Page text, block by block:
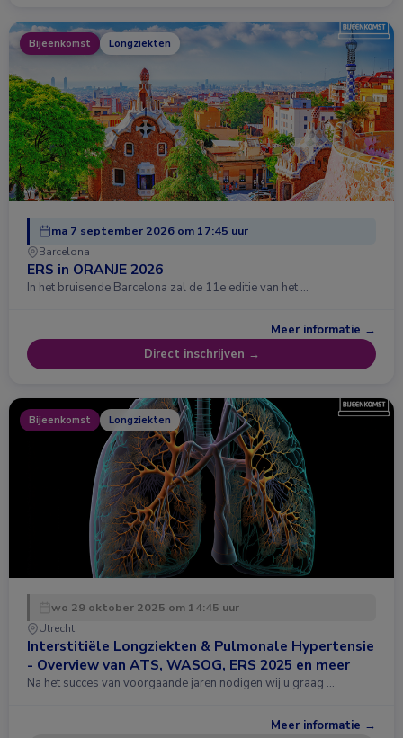
Bijeenkomst Longziekten
ma 7 september 2026 om 17:45 uur
Barcelona
ERS in ORANJE 2026
In het bruisende Barcelona zal de 11e editie van het …
Meer informatie →
Direct inschrijven →
Bijeenkomst Longziekten
wo 29 oktober 2025 om 14:45 uur
Utrecht
Interstitiële Longziekten & Pulmonale Hypertensie
- Overview van ATS, WASOG, ERS 2025 en meer
Na het succes van voorgaande jaren nodigen wij u graag …
Meer informatie →